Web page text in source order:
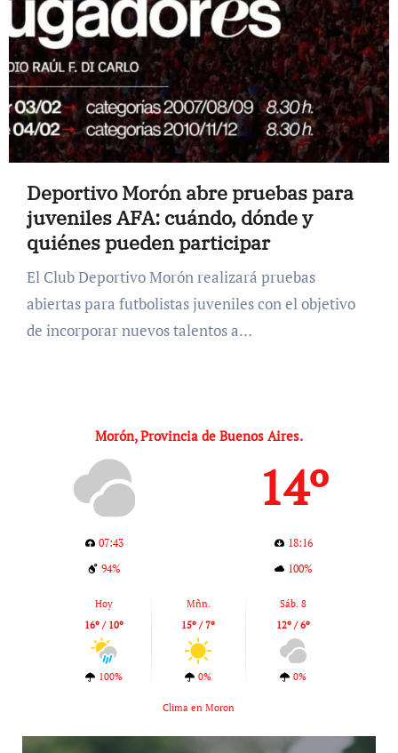
Deportivo Morón abre pruebas para
juveniles AFA: cuándo, dónde y
quiénes pueden participar
El Club Deportivo Morón realizará pruebas
abiertas para futbolistas juveniles con el objetivo
de incorporar nuevos talentos a…
Morón, Provincia de Buenos Aires.
14º
07:43
18:16
94%
100%
Hoy
16º / 10º
100%
Mñn.
15º / 7º
0%
Sáb. 8
12º / 6º
0%
Clima en Moron